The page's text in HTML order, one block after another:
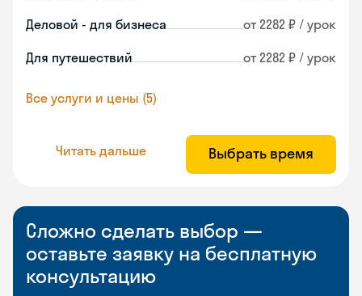
Деловой - для бизнеса от 2282 ₽ / урок
Для путешествий от 2282 ₽ / урок
Все услуги и цены (5)
Читать дальше Выбрать время
Сложно сделать выбор —
оставьте заявку на бесплатную
консультацию